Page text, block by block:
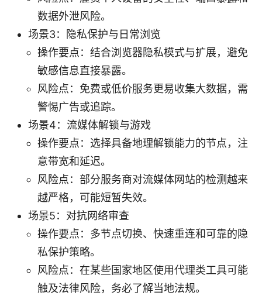
数据外泄风险。
场景3：隐私保护与日常浏览
操作要点：结合浏览器隐私模式与扩展，避免
敏感信息直接暴露。
风险点：免费或低价服务更易收集大数据，需
警惕广告或追踪。
场景4：流媒体解锁与游戏
操作要点：选择具备地理解锁能力的节点，注
意带宽和延迟。
风险点：部分服务商对流媒体网站的检测越来
越严格，可能短暂失效。
场景5：对抗网络审查
操作要点：多节点切换、快速重连和可靠的隐
私保护策略。
风险点：在某些国家地区使用代理类工具可能
触及法律风险，务必了解当地法规。